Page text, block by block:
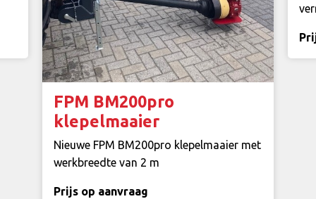
FPM BM200pro
klepelmaaier
Nieuwe FPM BM200pro klepelmaaier met
werkbreedte van 2 m
Prijs op aanvraag